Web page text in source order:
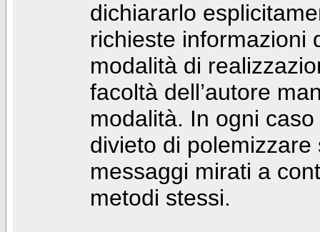
dichiararlo
richieste informazioni
modalità di
facoltà dell’autore
modalità. In ogni
divieto di
messaggi mirati a
metodi stessi.